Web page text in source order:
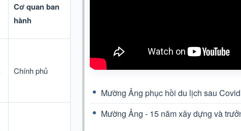
Cơ quan ban
hành
Chính phủ
Mường Ảng phục hồi du lịch sau
Mường Ảng - 15 năm xây dựng và